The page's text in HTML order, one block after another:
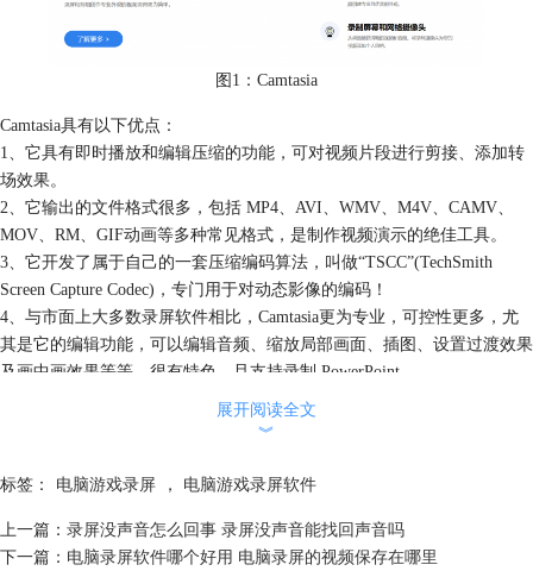
图1：Camtasia
Camtasia具有以下优点：
1、它具有即时播放和编辑压缩的功能，可对视频片段进行剪接、添加转
场效果。
2、它输出的文件格式很多，包括 MP4、AVI、WMV、M4V、CAMV、
MOV、RM、GIF动画等多种常见格式，是制作视频演示的绝佳工具。
3、它开发了属于自己的一套压缩编码算法，叫做“TSCC”(TechSmith
Screen Capture Codec)，专门用于对动态影像的编码！
4、与市面上大多数录屏软件相比，Camtasia更为专业，可控性更多，尤
其是它的编辑功能，可以编辑音频、缩放局部画面、插图、设置过渡效果
及画中画效果等等，很有特色，且支持录制 PowerPoint。
5、上手简单，普通用户简单摸索后即可熟练上手。
展开阅读全文
︾
标签： 电脑游戏录屏 ， 电脑游戏录屏软件
上一篇： 录屏没声音怎么回事 录屏没声音能找回声音吗
下一篇： 电脑录屏软件哪个好用 电脑录屏的视频保存在哪里